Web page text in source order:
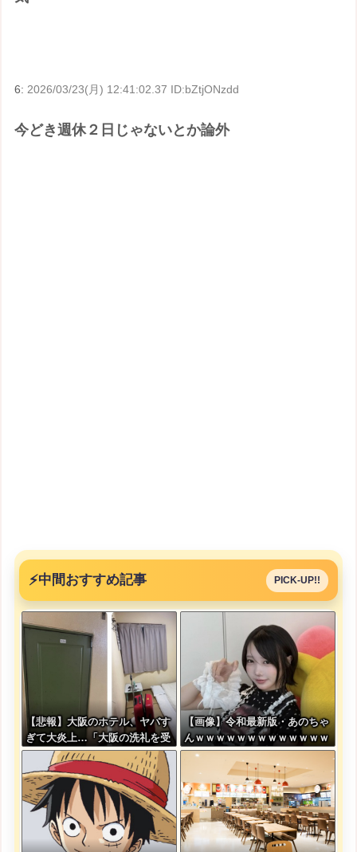
6: 2026/03/23(月) 12:41:02.37 ID:bZtjONzdd
今どき週休２日じゃないとか論外
⚡中間おすすめ記事 PICK-UP!!
【悲報】大阪のホテル、ヤバす
ぎて大炎上…「大阪の洗礼を受
けました」
【画像】令和最新版・あのちゃ
んｗｗｗｗｗｗｗｗｗｗｗｗｗ
ｗ